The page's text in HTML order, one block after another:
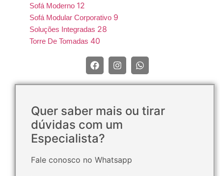
Sofá Moderno 12
Sofá Modular Corporativo 9
Soluções Integradas 28
Torre De Tomadas 40
Quer saber mais ou tirar
dúvidas com um
Especialista?
Fale conosco no Whatsapp